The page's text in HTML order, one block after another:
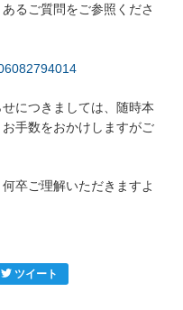
るご質問をご参照くださ
につきましては、随時本
手数をおかけしますがご
卒ご理解いただきますよ
ツイート